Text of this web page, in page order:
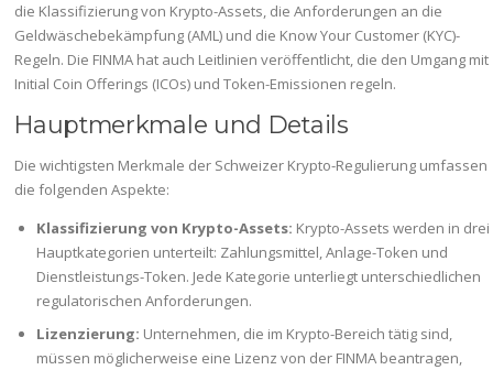
die Klassifizierung von Krypto-Assets, die Anforderungen an die
Geldwäschebekämpfung (AML) und die Know Your Customer (KYC)-
Regeln. Die FINMA hat auch Leitlinien veröffentlicht, die den Umgang mit
Initial Coin Offerings (ICOs) und Token-Emissionen regeln.
Hauptmerkmale und Details
Die wichtigsten Merkmale der Schweizer Krypto-Regulierung umfassen
die folgenden Aspekte:
Klassifizierung von Krypto-Assets: Krypto-Assets werden in drei
Hauptkategorien unterteilt: Zahlungsmittel, Anlage-Token und
Dienstleistungs-Token. Jede Kategorie unterliegt unterschiedlichen
regulatorischen Anforderungen.
Lizenzierung: Unternehmen, die im Krypto-Bereich tätig sind,
müssen möglicherweise eine Lizenz von der FINMA beantragen,